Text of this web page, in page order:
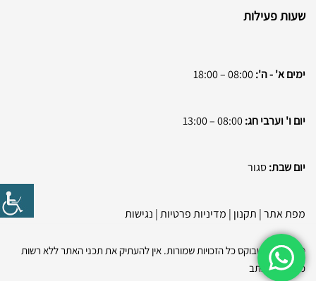
שעות פעילות
ימים א' - ה':
יום ו' וערבי חג:
יום שבת:סגור
מפת אתר| תקנון | מדיניות פרטיות| נגישות
© 2026 בסטבוקס כל הזכויות שמורות. אין להעתיק את תכני האתר ללא רשות
מפורשת בכתב